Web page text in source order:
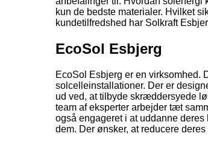
kun de bedste materialer. Hvilket
kundetilfredshed har Solkraft
EcoSol Esbjerg
EcoSol Esbjerg er en virksomhed.
solcelleinstallationer. Der er
ud ved, at tilbyde skræddersyede
team af eksperter arbejder tæt
også engageret i at uddanne
dem. Der ønsker, at reducere deres